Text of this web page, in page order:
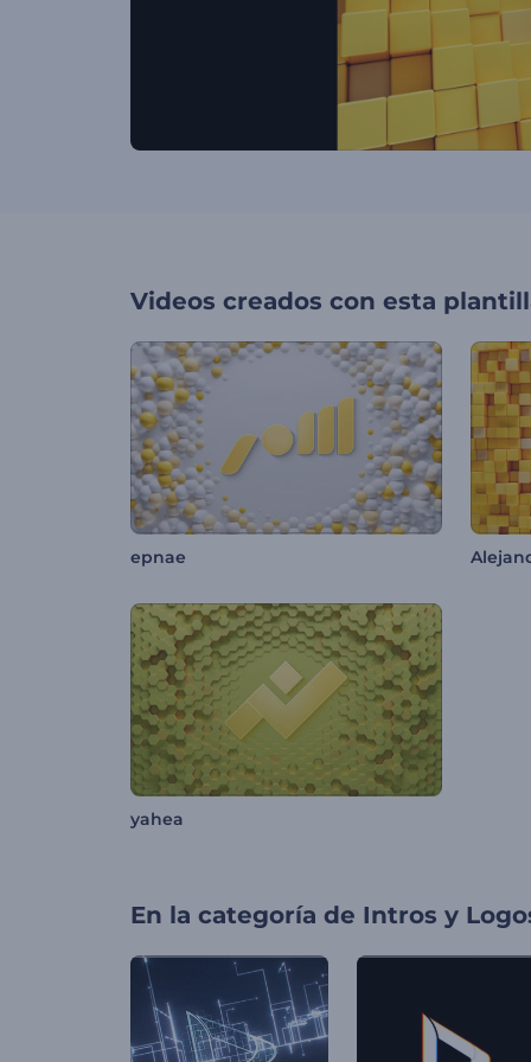
Videos creados con esta
epnae
yahea
En la categoría de Intros y